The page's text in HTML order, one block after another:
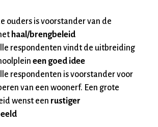
ouders is voorstander van de
haal/brengbeleid
respondenten vindt de uitbreiding
een goed idee
respondenten is voorstander voor
van een woonerf. Een grote
wenst een rustiger